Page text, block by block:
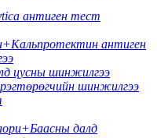
антиген тест
антиген
цусны шинжилгээ
шинжилгээ
далд